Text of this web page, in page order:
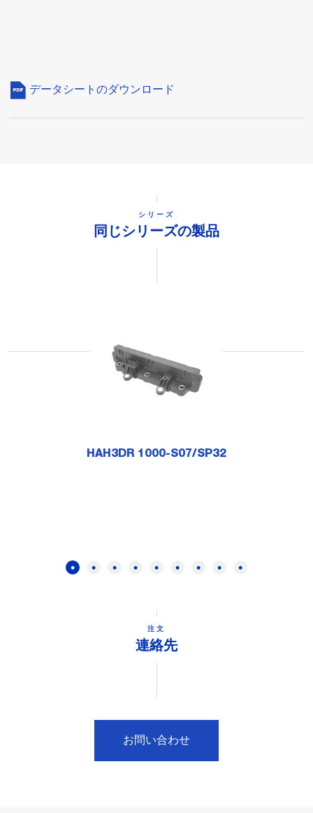
データシートのダウンロード
シリーズ
同じシリーズの製品
HAH3DR 1000-S07/SP32
注文
連絡先
お問い合わせ